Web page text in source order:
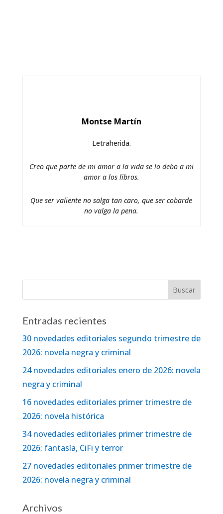
Montse Martín
Letraherida.
Creo que parte de mi amor a la vida se lo debo a mi
amor a los libros.
Que ser valiente no salga tan caro, que ser cobarde
no valga la pena.
Entradas recientes
30 novedades editoriales segundo trimestre de
2026: novela negra y criminal
24 novedades editoriales enero de 2026: novela
negra y criminal
16 novedades editoriales primer trimestre de
2026: novela histórica
34 novedades editoriales primer trimestre de
2026: fantasía, CiFi y terror
27 novedades editoriales primer trimestre de
2026: novela negra y criminal
Archivos